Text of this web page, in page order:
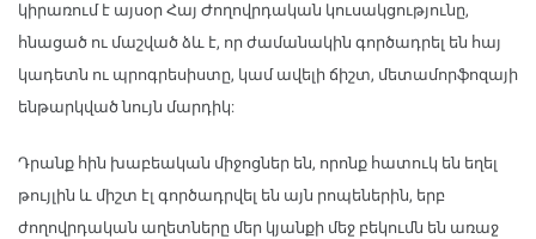
կիրառում է այսօր Հայ Ժողովրդական կուսակցությունը,
հնացած ու մաշված ձև է, որ ժամանակին գործադրել են հայ
կադետն ու պրոգրեսիստը, կամ ավելի ճիշտ, մետամորֆոզայի
ենթարկված նույն մարդիկ:
Դրանք հին խաբեական միջոցներ են, որոնք հատուկ են եղել
թույլին և միշտ էլ գործադրվել են այն րոպեներին, երբ
ժողովրդական աղետները մեր կյանքի մեջ բեկումն են առաջ